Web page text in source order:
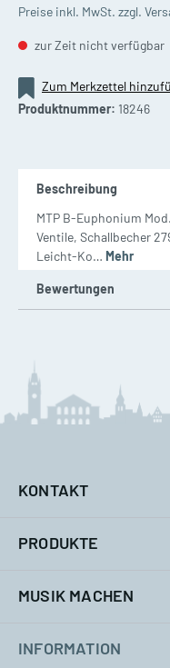
Preise inkl. MwSt. zzgl.
zur Zeit nicht verfügbar
Zum Merkzettel
Produktnummer: 18246
Beschreibung
MTP B-Euphonium
Ventile, Schallbecher
Leicht-Ko… Mehr
Bewertungen
KONTAKT
PRODUKTE
MUSIK MACHEN
INFORMATION